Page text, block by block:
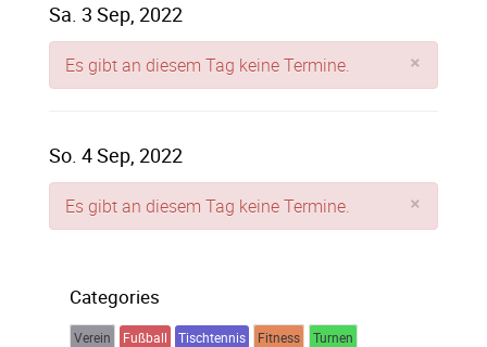
Sa. 3 Sep, 2022
×
Es gibt an diesem Tag keine Termine.
So. 4 Sep, 2022
×
Es gibt an diesem Tag keine Termine.
Categories
Verein Fußball Tischtennis Fitness
Turnen